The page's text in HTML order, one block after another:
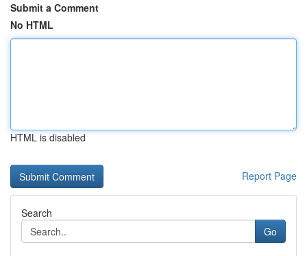
Submit a Comment
No HTML
HTML is disabled
Report Page
Search
Go